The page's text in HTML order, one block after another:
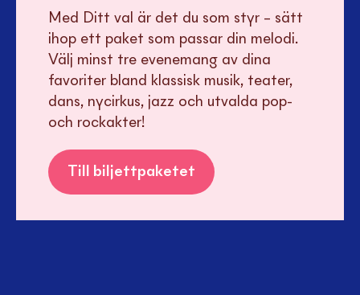
Med Ditt val är det du som styr – sätt
ihop ett paket som passar din melodi.
Välj minst tre evenemang av dina
favoriter bland klassisk musik, teater,
dans, nycirkus, jazz och utvalda pop-
och rockakter!
Till biljettpaketet